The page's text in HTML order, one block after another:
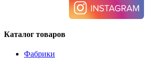
Каталог товаров
Фабрики